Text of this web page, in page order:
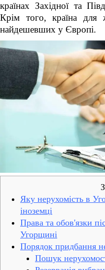
країнах Західної та
Крім того, країна для
найдешевших у Європі.
Яку нерухомість в
іноземці
Права та обов'язки
Угорщині
Порядок придбання
Пошук